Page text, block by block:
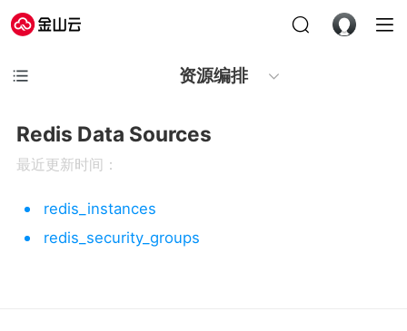
资源编排
Redis Data Sources
最近更新时间：
redis_instances
redis_security_groups